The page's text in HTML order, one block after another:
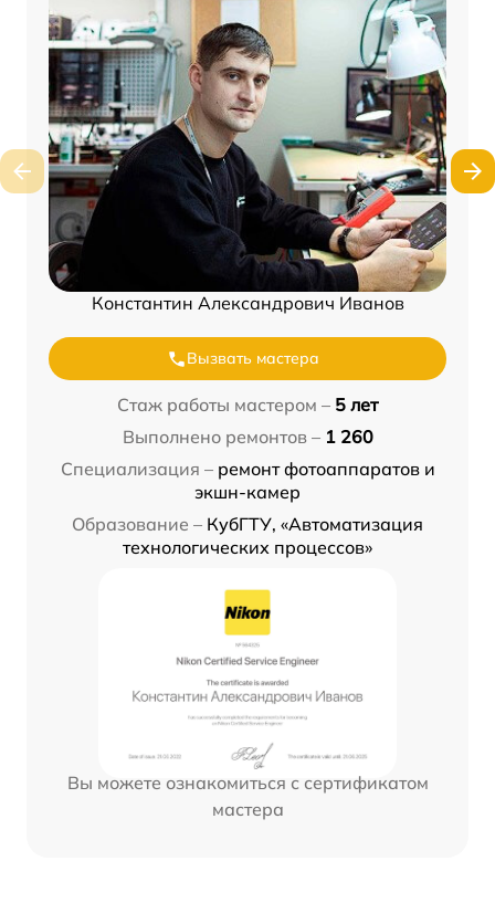
Константин Александрович Иванов
Вызвать мастера
Стаж работы мастером – 5 лет
Выполнено ремонтов – 1 260
Специализация – ремонт фотоаппаратов и
экшн-камер
Образование – КубГТУ, «Автоматизация
технологических процессов»
Вы можете ознакомиться с сертификатом
мастера